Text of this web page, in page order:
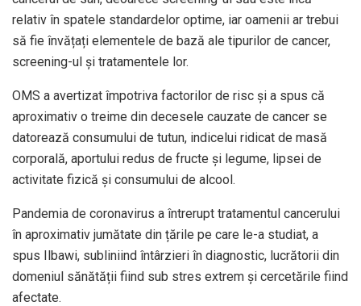
relativ în spatele standardelor optime, iar oamenii ar trebui
să fie învățați elementele de bază ale tipurilor de cancer,
screening-ul și tratamentele lor.
OMS a avertizat împotriva factorilor de risc și a spus că
aproximativ o treime din decesele cauzate de cancer se
datorează consumului de tutun, indicelui ridicat de masă
corporală, aportului redus de fructe și legume, lipsei de
activitate fizică și consumului de alcool.
Pandemia de coronavirus a întrerupt tratamentul cancerului
în aproximativ jumătate din țările pe care le-a studiat, a
spus Ilbawi, subliniind întârzieri în diagnostic, lucrătorii din
domeniul sănătății fiind sub stres extrem și cercetările fiind
afectate.